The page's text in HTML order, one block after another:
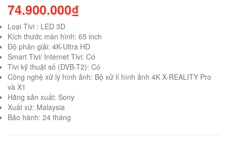
74.900.000₫
Loại Tivi : LED 3D
Kích thước màn hình: 65 inch
Độ phân giải: 4K-Ultra HD
Smart Tivi/ Internet Tivi: Có
Tivi kỹ thuật số (DVB-T2): Có
Công nghệ xử lý hình ảnh: Bộ xử lí hình ảnh 4K X-REALITY Pro
và X1
Hãng sản xuất: Sony
Xuất xứ: Malaysia
Bảo hành: 24 tháng